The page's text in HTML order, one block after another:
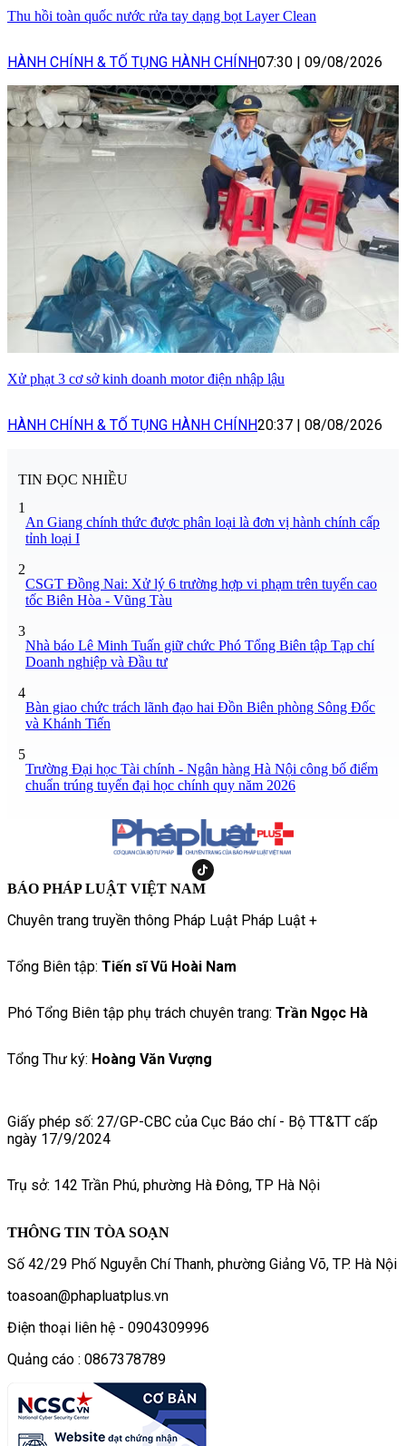
Thu hồi toàn quốc nước rửa tay dạng bọt Layer Clean
HÀNH CHÍNH & TỐ TỤNG HÀNH CHÍNH07:30 | 09/08/2026
Xử phạt 3 cơ sở kinh doanh motor điện nhập lậu
HÀNH CHÍNH & TỐ TỤNG HÀNH CHÍNH20:37 | 08/08/2026
TIN ĐỌC NHIỀU
1
An Giang chính thức được phân loại là đơn vị hành chính cấp
tỉnh loại I
2
CSGT Đồng Nai: Xử lý 6 trường hợp vi phạm trên tuyến cao
tốc Biên Hòa - Vũng Tàu
3
Nhà báo Lê Minh Tuấn giữ chức Phó Tổng Biên tập Tạp chí
Doanh nghiệp và Đầu tư
4
Bàn giao chức trách lãnh đạo hai Đồn Biên phòng Sông Đốc
và Khánh Tiến
5
Trường Đại học Tài chính - Ngân hàng Hà Nội công bố điểm
chuẩn trúng tuyển đại học chính quy năm 2026
BÁO PHÁP LUẬT VIỆT NAM
Chuyên trang truyền thông Pháp Luật Pháp Luật +
Tổng Biên tập: Tiến sĩ Vũ Hoài Nam
Phó Tổng Biên tập phụ trách chuyên trang: Trần Ngọc Hà
Tổng Thư ký: Hoàng Văn Vượng
Giấy phép số: 27/GP-CBC của Cục Báo chí - Bộ TT&TT cấp
ngày 17/9/2024
Trụ sở: 142 Trần Phú, phường Hà Đông, TP Hà Nội
THÔNG TIN TÒA SOẠN
Số 42/29 Phố Nguyễn Chí Thanh, phường Giảng Võ, TP. Hà Nội
toasoan@phapluatplus.vn
Điện thoại liên hệ - 0904309996
Quảng cáo : 0867378789